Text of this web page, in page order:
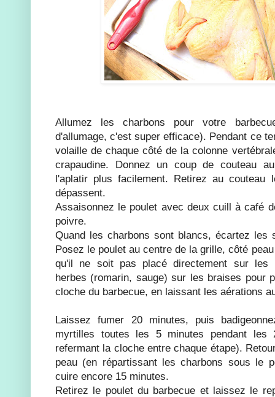
Allumez les charbons pour votre
d'allumage, c'est super efficace). Pendant ce
volaille de chaque côté de la colonne
crapaudine. Donnez un coup de couteau
l'aplatir plus facilement. Retirez au couteau
dépassent.
Assaisonnez le poulet avec deux cuill à café
poivre.
Quand les charbons sont blancs, écartez les
Posez le poulet au centre de la grille, côté
qu'il ne soit pas placé directement sur les
herbes (romarin, sauge) sur les braises pour
cloche du barbecue, en laissant les aérations
Laissez fumer 20 minutes, puis
myrtilles toutes les 5 minutes pendant les
refermant la cloche entre chaque étape).
peau (en répartissant les charbons sous le
cuire encore 15 minutes.
Retirez le poulet du barbecue et laissez le